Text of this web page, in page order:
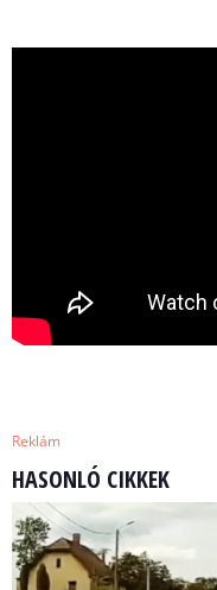
Reklám
HASONLÓ CIKKEK